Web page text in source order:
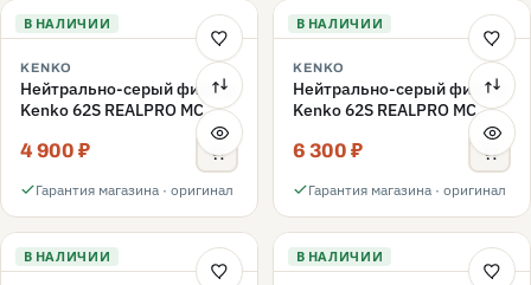
В НАЛИЧИИ
KENKO
Нейтрально-серый фильтр
Kenko 62S REALPRO MC
4 900 ₽
Гарантия магазина · оригинал
В НАЛИЧИИ
KENKO
Нейтрально-серый фильтр
Kenko 62S REALPRO MC
6 300 ₽
Гарантия магазина · оригинал
В НАЛИЧИИ В НАЛИЧИИ